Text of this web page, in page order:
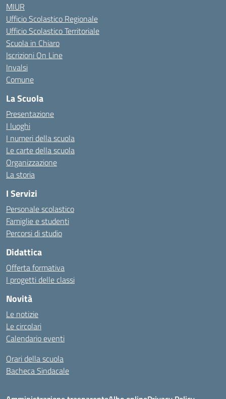
MIUR
Ufficio Scolastico Regionale
Ufficio Scolastico Territoriale
Scuola in Chiaro
Iscrizioni On Line
Invalsi
Comune
La Scuola
Presentazione
I luoghi
I numeri della scuola
Le carte della scuola
Organizzazione
La storia
I Servizi
Personale scolastico
Famiglie e studenti
Percorsi di studio
Didattica
Offerta formativa
I progetti delle classi
Novità
Le notizie
Le circolari
Calendario eventi
Orari della scuola
Bacheca Sindacale